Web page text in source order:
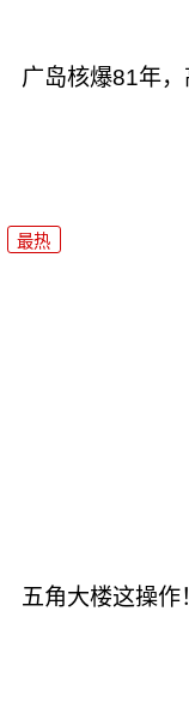
广岛核爆81年，
最热
五角大楼这操作